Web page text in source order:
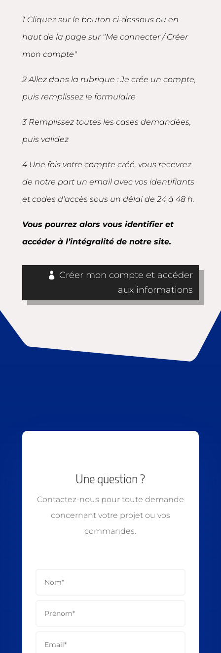
1 Cliquez sur le bouton ci-dessous ou en
haut de la page sur "Me connecter / Créer
mon compte"
2 Allez dans la rubrique : Je crée un compte,
puis remplissez le formulaire
3 Remplissez toutes les cases demandées,
puis validez
4 Une fois votre compte créé, vous recevrez
de notre part un email avec vos identifiants
et codes d’accès sous un délai de 24 à 48 h.
Vous pourrez alors vous identifier et
accéder à l’intégralité de notre site.
Créer mon compte et accéder
aux informations
Une question ?
Contactez-nous pour toute demande
concernant votre projet ou vos
commandes.